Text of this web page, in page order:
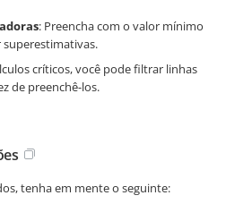
: Preencha com o valor mínimo
críticos, você pode filtrar linhas
de preenchê-los.
tenha em mente o seguinte: